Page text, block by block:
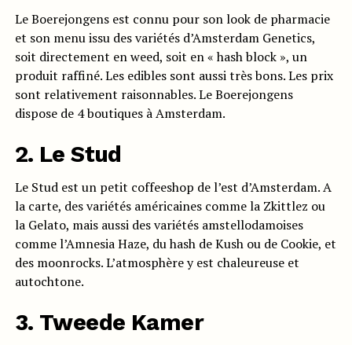
Le Boerejongens est connu pour son look de pharmacie
et son menu issu des variétés d’Amsterdam Genetics,
soit directement en weed, soit en « hash block », un
produit raffiné. Les edibles sont aussi très bons. Les prix
sont relativement raisonnables. Le Boerejongens
dispose de 4 boutiques à Amsterdam.
2. Le Stud
Le Stud est un petit coffeeshop de l’est d’Amsterdam. A
la carte, des variétés américaines comme la Zkittlez ou
la Gelato, mais aussi des variétés amstellodamoises
comme l’Amnesia Haze, du hash de Kush ou de Cookie, et
des moonrocks. L’atmosphère y est chaleureuse et
autochtone.
3. Tweede Kamer